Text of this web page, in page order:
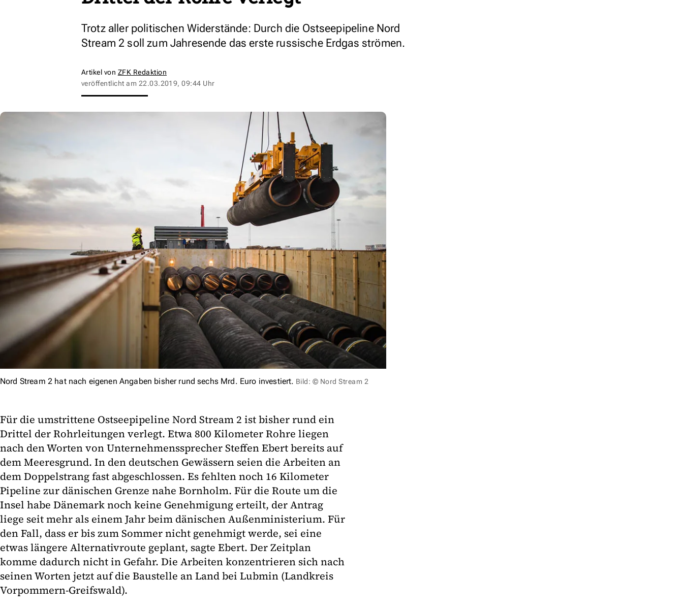
Trotz aller politischen Widerstände: Durch die Ostseepipeline Nord
Stream 2 soll zum Jahresende das erste russische Erdgas strömen.
Artikel von ZFK Redaktion
veröffentlicht am 22.03.2019, 09:44 Uhr
Nord Stream 2 hat nach eigenen Angaben bisher rund sechs Mrd. Euro investiert. Bild: © Nord Stream 2
Für die umstrittene Ostseepipeline Nord Stream 2 ist bisher rund ein
Drittel der Rohrleitungen verlegt. Etwa 800 Kilometer Rohre liegen
nach den Worten von Unternehmenssprecher Steffen Ebert bereits auf
dem Meeresgrund. In den deutschen Gewässern seien die Arbeiten an
dem Doppelstrang fast abgeschlossen. Es fehlten noch 16 Kilometer
Pipeline zur dänischen Grenze nahe Bornholm. Für die Route um die
Insel habe Dänemark noch keine Genehmigung erteilt, der Antrag
liege seit mehr als einem Jahr beim dänischen Außenministerium. Für
den Fall, dass er bis zum Sommer nicht genehmigt werde, sei eine
etwas längere Alternativroute geplant, sagte Ebert. Der Zeitplan
komme dadurch nicht in Gefahr. Die Arbeiten konzentrieren sich nach
seinen Worten jetzt auf die Baustelle an Land bei Lubmin (Landkreis
Vorpommern-Greifswald).